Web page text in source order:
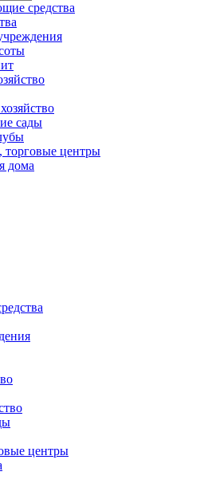
средства
сады
торговые центры
дома
центры